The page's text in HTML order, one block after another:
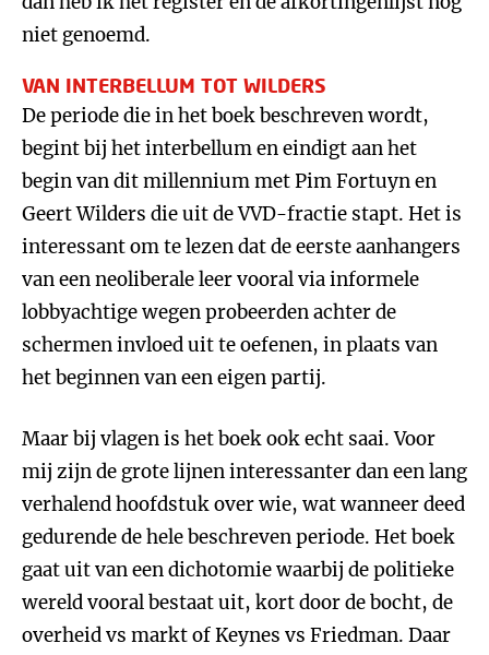
niet genoemd.
VAN INTERBELLUM TOT WILDERS
De periode die in het boek beschreven wordt,
begint bij het interbellum en eindigt aan het
begin van dit millennium met Pim Fortuyn en
Geert Wilders die uit de VVD-fractie stapt. Het is
interessant om te lezen dat de eerste aanhangers
van een neoliberale leer vooral via informele
lobbyachtige wegen probeerden achter de
schermen invloed uit te oefenen, in plaats van
het beginnen van een eigen partij.
Maar bij vlagen is het boek ook echt saai. Voor
mij zijn de grote lijnen interessanter dan een lang
verhalend hoofdstuk over wie, wat wanneer deed
gedurende de hele beschreven periode. Het boek
gaat uit van een dichotomie waarbij de politieke
wereld vooral bestaat uit, kort door de bocht, de
overheid vs markt of Keynes vs Friedman. Daar